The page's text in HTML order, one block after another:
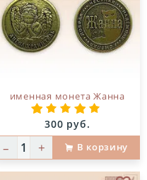
именная монета Жанна
Цена:
300 руб.
– + В корзину